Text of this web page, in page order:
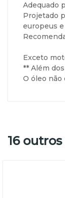
Adequado
Projetado
europeus
Exceto
** Além
O óleo não
16